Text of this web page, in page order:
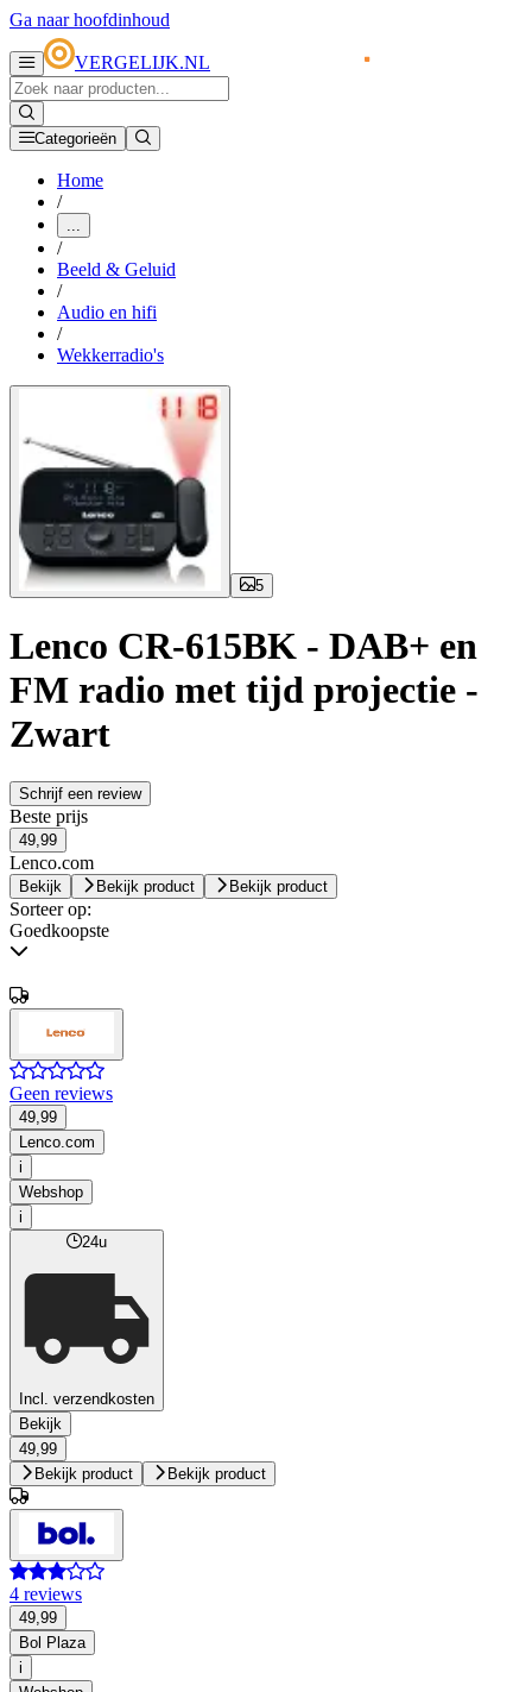
Ga naar hoofdinhoud
VERGELIJK.NL
Categorieën
Home
/
...
/
Beeld & Geluid
/
Audio en hifi
/
Wekkerradio's
5
Lenco CR-615BK - DAB+ en
FM radio met tijd projectie -
Zwart
Schrijf een review
Beste prijs
49,99
Lenco.com
Bekijk Bekijk product Bekijk product
Sorteer op:
Goedkoopste
Geen reviews
49,99
Lenco.com
i
Webshop
i
24u
Incl. verzendkosten
Bekijk
49,99
Bekijk product
Bekijk product
4 reviews
49,99
Bol Plaza
i